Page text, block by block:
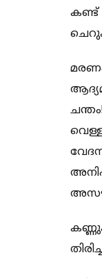
കണ്ട്